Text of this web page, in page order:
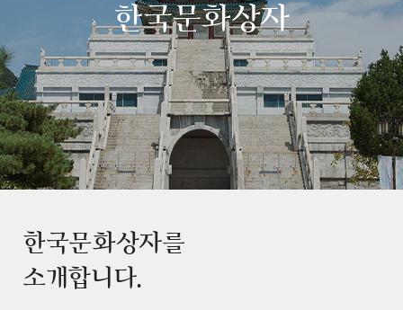
한국문화상자
한국문화상자를
소개합니다.